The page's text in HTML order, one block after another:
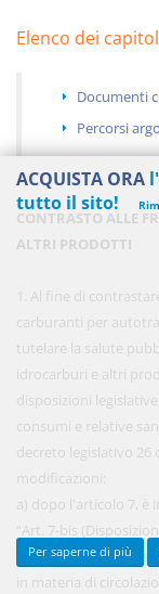
Elenco dei
Documenti
Percorsi
CONTRASTO ALLE
ALTRI PRODOTTI
1. Al fine di
carburanti per
tutelare la salute
idrocarburi e altri
disposizioni
consumi e relative
decreto legislativo 26
modificazioni:
a) dopo l'articolo 7, è
“Art. 7-bis
lubrificanti e di altri
in materia di
ACQUISTA ORA
tutto il sito!
Per saperne di più